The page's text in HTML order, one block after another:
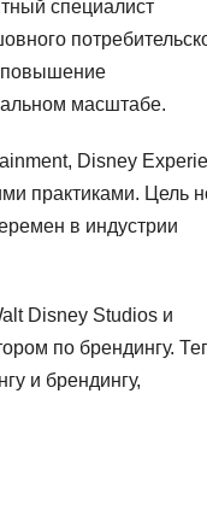
специалист
повышение
масштабе.
Disney
практиками. Цель
в индустрии
Disney Studios и
по брендингу.
и брендингу,